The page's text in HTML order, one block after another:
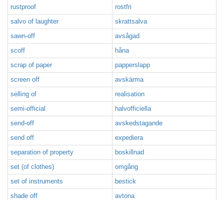
rustproof
rostfri
salvo of laughter
skrattsalva
sawn-off
avsågad
scoff
håna
scrap of paper
papperslapp
screen off
avskärma
selling of
realisation
semi-official
halvofficiella
send-off
avskedstagande
send off
expediera
separation of property
boskillnad
set (of clothes)
omgång
set of instruments
bestick
shade off
avtona